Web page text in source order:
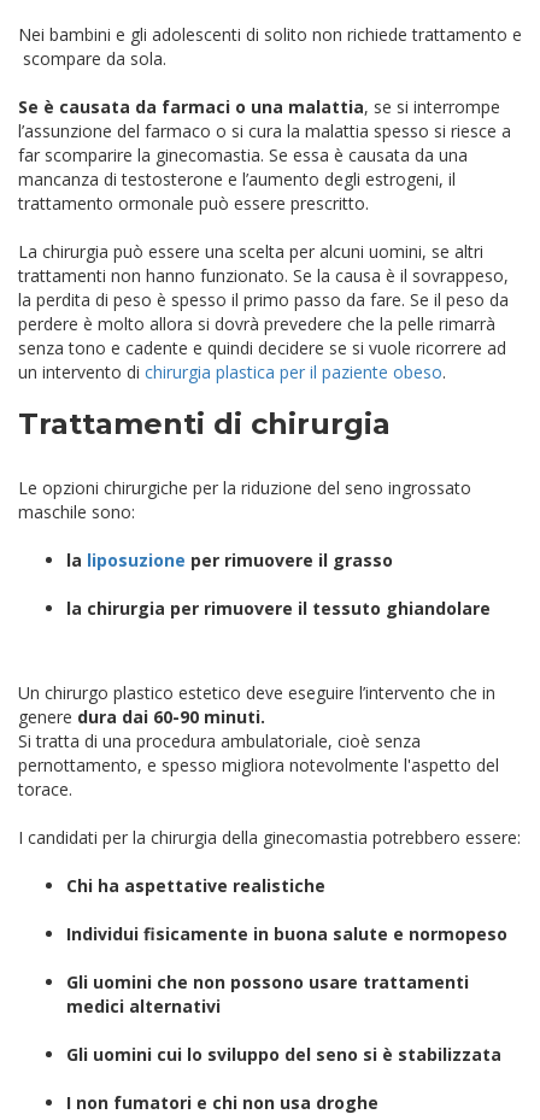
Nei bambini e gli adolescenti di solito non richiede trattamento e
scompare da sola.
Se è causata da farmaci o una malattia, se si interrompe
l’assunzione del farmaco o si cura la malattia spesso si riesce a
far scomparire la ginecomastia. Se essa è causata da una
mancanza di testosterone e l’aumento degli estrogeni, il
trattamento ormonale può essere prescritto.
La chirurgia può essere una scelta per alcuni uomini, se altri
trattamenti non hanno funzionato. Se la causa è il sovrappeso,
la perdita di peso è spesso il primo passo da fare. Se il peso da
perdere è molto allora si dovrà prevedere che la pelle rimarrà
senza tono e cadente e quindi decidere se si vuole ricorrere ad
un intervento di chirurgia plastica per il paziente obeso.
Trattamenti di chirurgia
Le opzioni chirurgiche per la riduzione del seno ingrossato
maschile sono:
la liposuzione per rimuovere il grasso
la chirurgia per rimuovere il tessuto ghiandolare
Un chirurgo plastico estetico deve eseguire l’intervento che in
genere dura dai 60-90 minuti.
Si tratta di una procedura ambulatoriale, cioè senza
pernottamento, e spesso migliora notevolmente l'aspetto del
torace.
I candidati per la chirurgia della ginecomastia potrebbero essere:
Chi ha aspettative realistiche
Individui fisicamente in buona salute e normopeso
Gli uomini che non possono usare trattamenti
medici alternativi
Gli uomini cui lo sviluppo del seno si è stabilizzata
I non fumatori e chi non usa droghe